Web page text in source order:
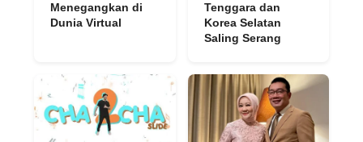
Menegangkan di
Dunia Virtual
Tenggara dan
Korea Selatan
Saling Serang